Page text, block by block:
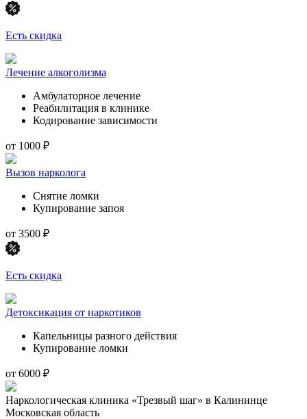
Есть скидка
Лечение алкоголизма
Амбулаторное лечение
Реабилитация в клинике
Кодирование зависимости
от 1000 ₽
Вызов нарколога
Снятие ломки
Купирование запоя
от 3500 ₽
Есть скидка
Детоксикация от наркотиков
Капельницы разного действия
Купирование ломки
от 6000 ₽
Наркологическая клиника «Трезвый шаг» в Калининце
Московская область